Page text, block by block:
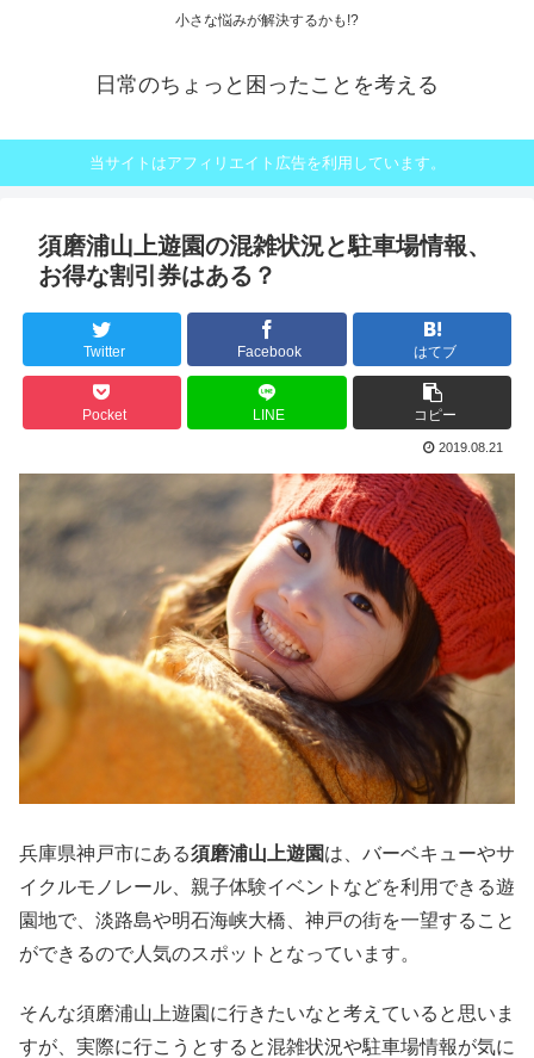
小さな悩みが解決するかも!?
日常のちょっと困ったことを考える
当サイトはアフィリエイト広告を利用しています。
須磨浦山上遊園の混雑状況と駐車場情報、
お得な割引券はある？
Twitter Facebook はてブ
Pocket LINE コピー
2019.08.21
兵庫県神戸市にある須磨浦山上遊園は、バーベキューやサ
イクルモノレール、親子体験イベントなどを利用できる遊
園地で、淡路島や明石海峡大橋、神戸の街を一望すること
ができるので人気のスポットとなっています。
そんな須磨浦山上遊園に行きたいなと考えていると思いま
すが、実際に行こうとすると混雑状況や駐車場情報が気に